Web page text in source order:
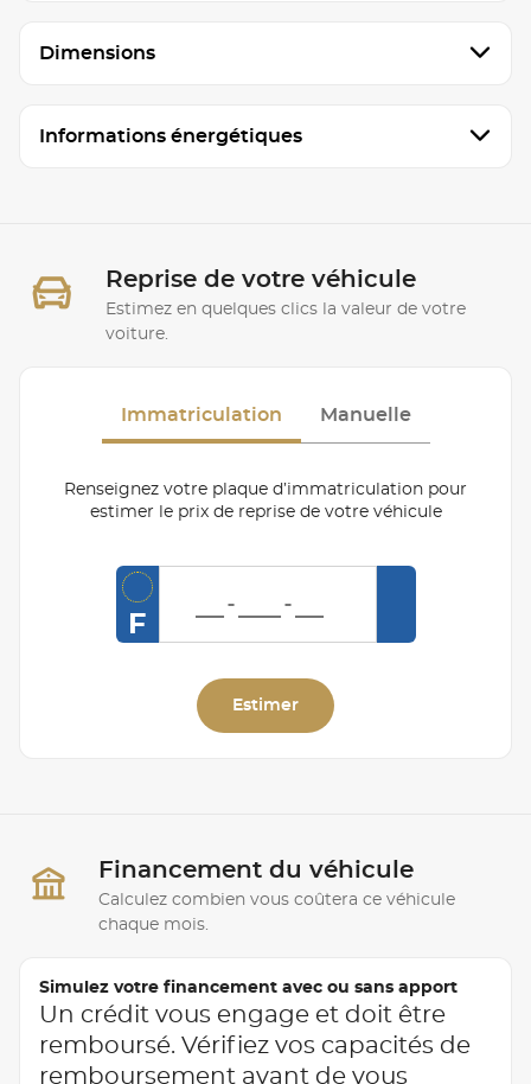
Dimensions
Informations énergétiques
Reprise de votre véhicule
Estimez en quelques clics la valeur de votre
voiture.
Immatriculation Manuelle
Renseignez votre plaque d’immatriculation pour
estimer le prix de reprise de votre véhicule
F
Estimer
Financement du véhicule
Calculez combien vous coûtera ce véhicule
chaque mois.
Simulez votre financement avec ou sans apport
Un crédit vous engage et doit être
remboursé. Vérifiez vos capacités de
remboursement avant de vous